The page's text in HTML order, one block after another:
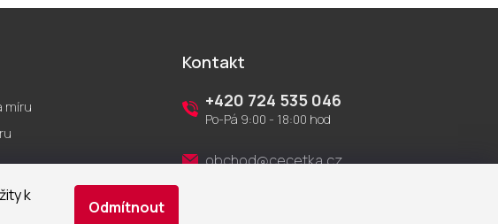
k
Odmítnout
míru
Kontakt
+420 724 535 046
Po-Pá 9:00 - 18:00 hod
obchod@cecetka.cz